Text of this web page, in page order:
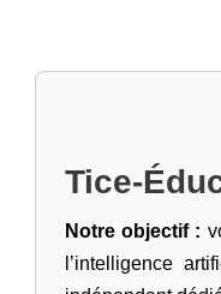
Tice-
Notre objectif :
l’intelligence